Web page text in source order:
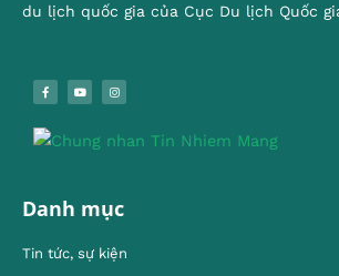
du lịch quốc gia của Cục Du lịch Quốc
Danh mục
Tin tức, sự kiện